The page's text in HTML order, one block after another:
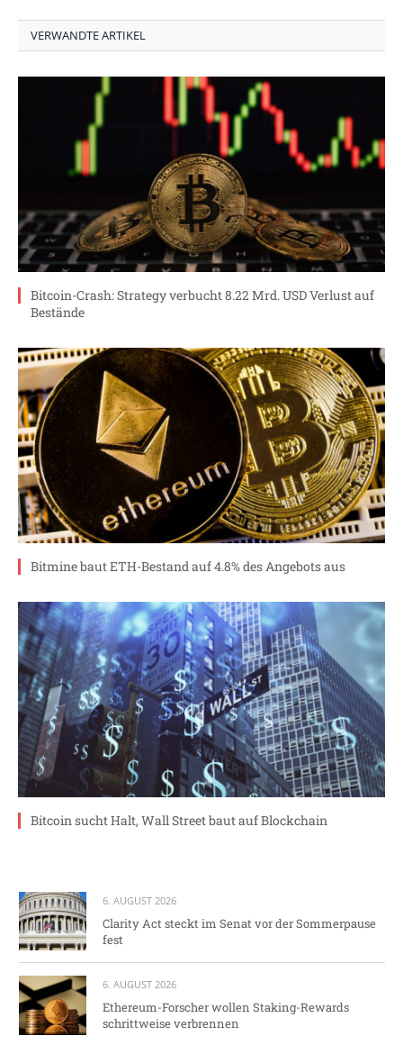
VERWANDTE ARTIKEL
Bitcoin-Crash: Strategy verbucht 8.22 Mrd. USD Verlust auf
Bestände
Bitmine baut ETH-Bestand auf 4.8% des Angebots aus
Bitcoin sucht Halt, Wall Street baut auf Blockchain
6. AUGUST 2026
Clarity Act steckt im Senat vor der Sommerpause
fest
6. AUGUST 2026
Ethereum-Forscher wollen Staking-Rewards
schrittweise verbrennen